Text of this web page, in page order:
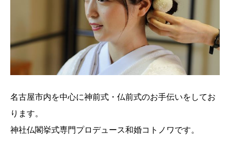
名古屋市内を中心に神前式・仏前式のお手伝いをしてお
ります。
神社仏閣挙式専門プロデュース和婚コトノワです。